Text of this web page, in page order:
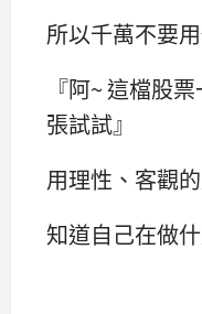
所以千萬不要
『阿~ 這檔股
張試試』
用理性、客觀
知道自己在做